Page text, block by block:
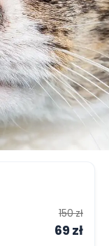
150 zł
69 zł